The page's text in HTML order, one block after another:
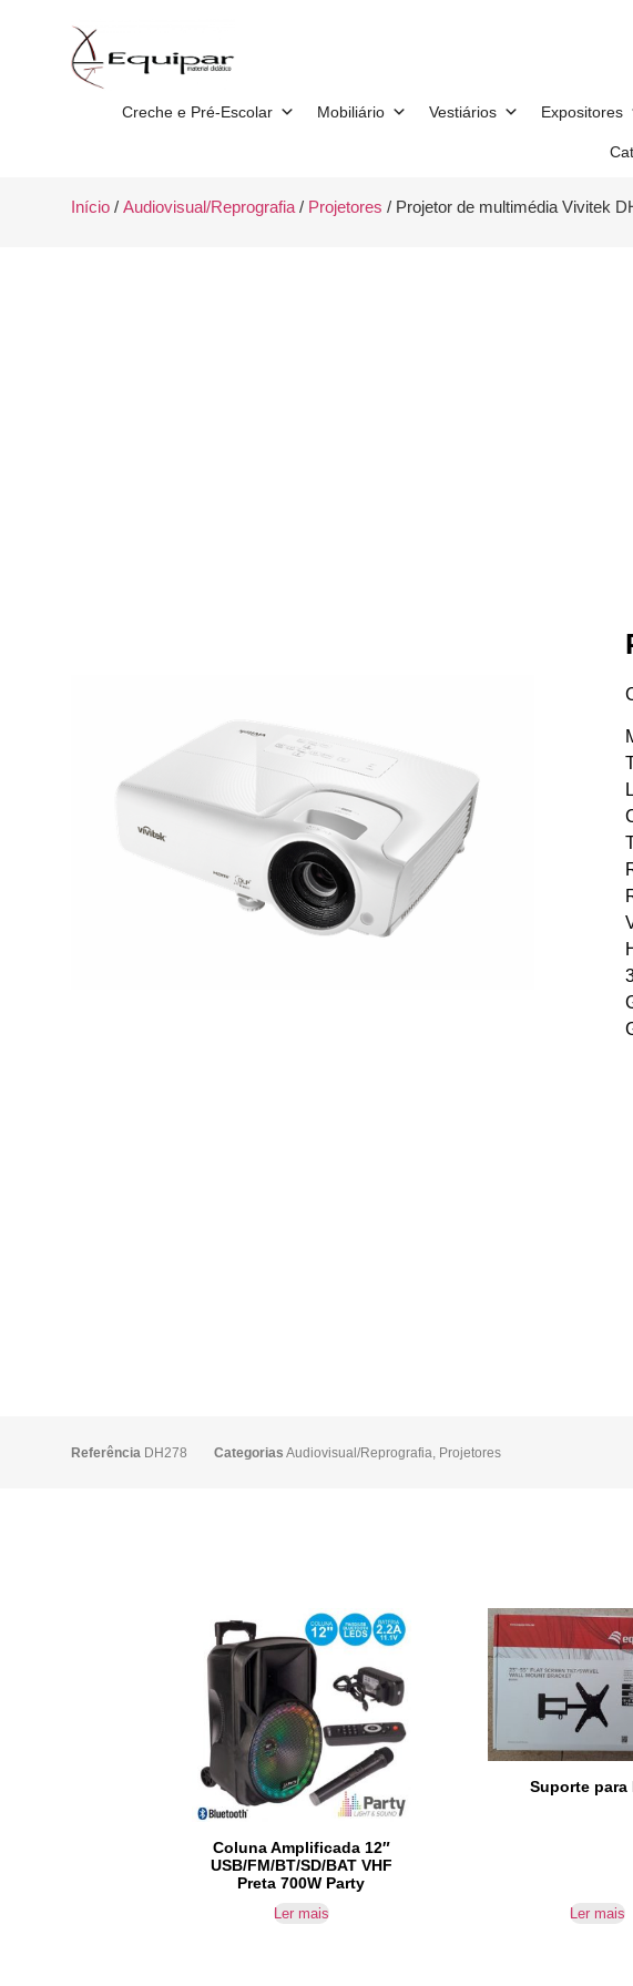
Creche e Pré-Escolar Mobiliário Vestiários Expositores
Início/ Audiovisual/Reprografia/ Projetores / Projetor de multimédia Vivitek
Referência DH278 Categorias Audiovisual/Reprografia Projetores
Coluna Amplificada 12″
USB/FM/BT/SD/BAT VHF
Preta 700W Party
Ler mais
Suporte para
Ler mais